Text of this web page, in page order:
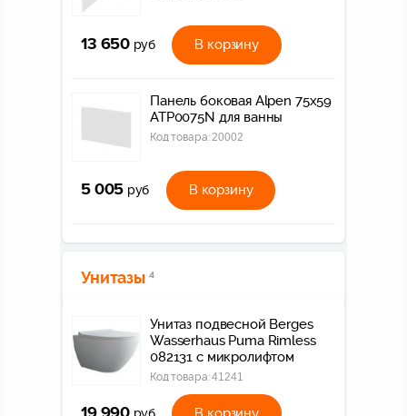
13 650 руб В корзину
Панель боковая Alpen 75x59
ATP0075N для ванны
Код товара:20002
5 005 руб В корзину
Унитазы 4
Унитаз подвесной Berges
Wasserhaus Puma Rimless
082131 с микролифтом
Код товара:41241